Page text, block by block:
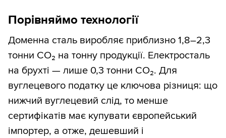
Порівняймо технології
Доменна сталь виробляє приблизно 1,8–2,3
тонни CO₂ на тонну продукції. Електросталь
на брухті — лише 0,3 тонни CO₂. Для
вуглецевого податку це ключова різниця: що
нижчий вуглецевий слід, то менше
сертифікатів має купувати європейський
імпортер, а отже, дешевший і